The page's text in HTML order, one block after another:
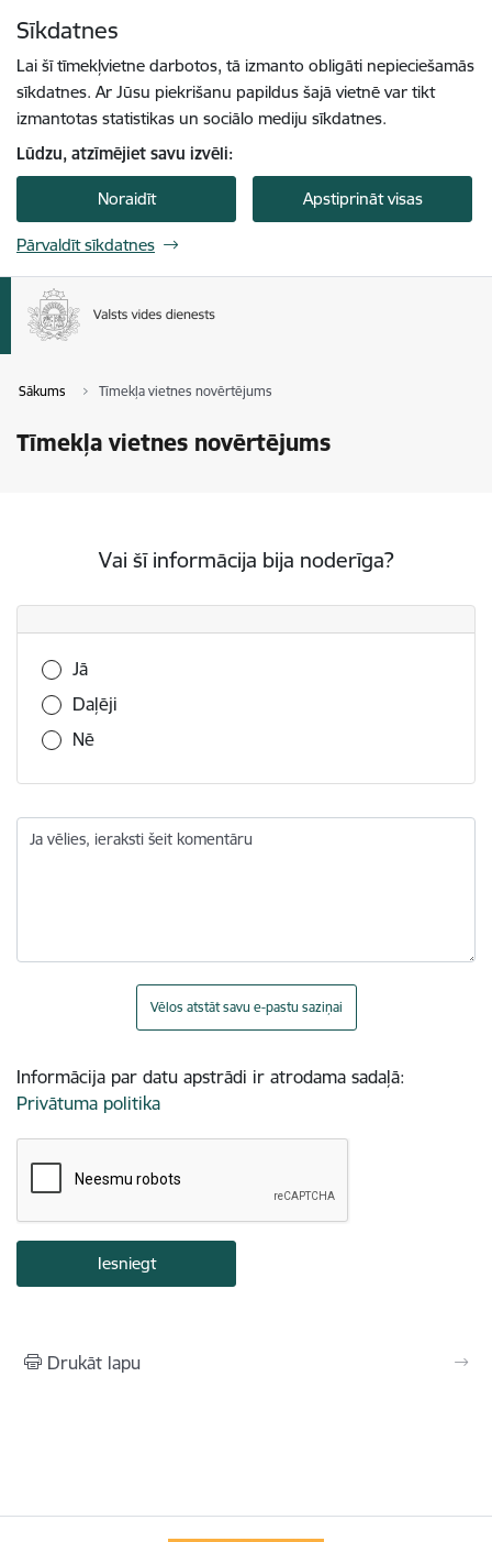
Sīkdatnes
Lai šī tīmekļvietne darbotos, tā izmanto obligāti nepieciešamās
sīkdatnes. Ar Jūsu piekrišanu papildus šajā vietnē var tikt
izmantotas statistikas un sociālo mediju sīkdatnes.
Lūdzu, atzīmējiet savu izvēli:
Noraidīt Apstiprināt visas
Pārvaldīt sīkdatnes
Sākums Tīmekļa vietnes novērtējums
Tīmekļa vietnes novērtējums
Vai šī informācija bija noderīga?
Vai šī informācija bija noderīga?
Jā
Daļēji
Nē
Ja vēlies, ieraksti šeit komentāru
Vēlos atstāt savu e-pastu saziņai
Informācija par datu apstrādi ir atrodama sadaļā:
Privātuma politika
Drukāt lapu